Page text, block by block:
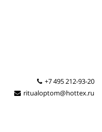
+7 495 212-93-20
ritualoptom@hottex.ru